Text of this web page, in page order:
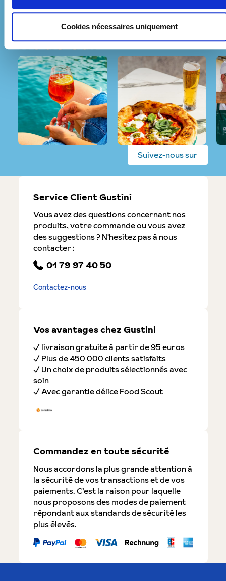
Cookies nécessaires uniquement
Suivez-
nous sur
Instagram
Suivez-nous sur
Service Client Gustini
Vous avez des questions concernant nos
produits, votre commande ou vous avez
des suggestions ? N'hesitez pas à nous
contacter :
01 79 97 40 50
Contactez-nous
Vos avantages chez Gustini
✓ livraison gratuite à partir de 95 euros
✓ Plus de 450 000 clients satisfaits
✓ Un choix de produits sélectionnés avec
soin
✓ Avec garantie délice Food Scout
Commandez en toute sécurité
Nous accordons la plus grande attention à
la sécurité de vos transactions et de vos
paiements. C’est la raison pour laquelle
nous proposons des modes de paiement
répondant aux standards de sécurité les
plus élevés.